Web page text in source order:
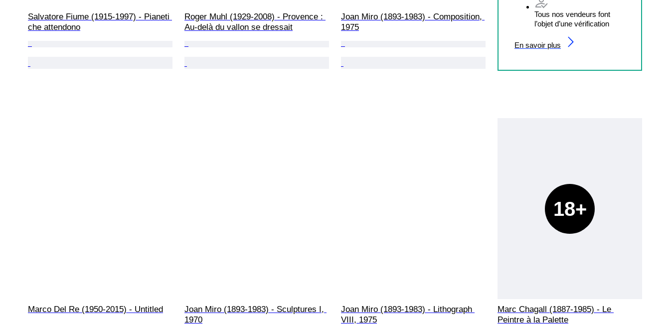
Tous nos vendeurs font
l’objet d’une vérification
En savoir plus
Salvatore Fiume (1915-1997) - Pianeti
che attendono
Roger Muhl (1929-2008) - Provence :
Au-delà du vallon se dressait
Joan Miro (1893-1983) - Composition,
1975
Marco Del Re (1950-2015) - Untitled
Joan Miro (1893-1983) - Sculptures I,
1970
Joan Miro (1893-1983) - Lithograph
VIII, 1975
18+
Marc Chagall (1887-1985) - Le
Peintre à la Palette